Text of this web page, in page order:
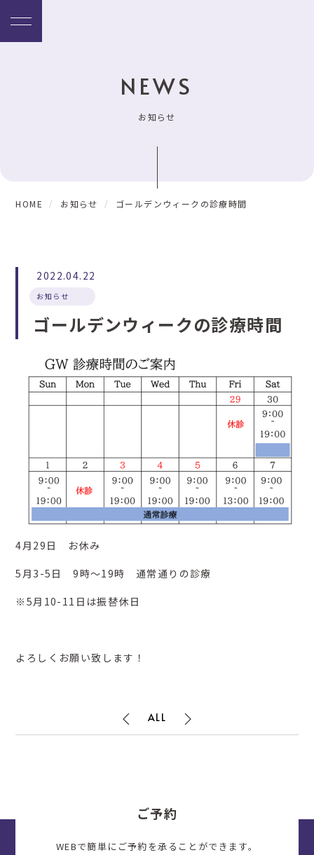
NEWS
お知らせ
HOME お知らせ ゴールデンウィークの診療時間
2022.04.22
お知らせ
ゴールデンウィークの診療時間
4月29日 お休み
5月3-5日 9時～19時 通常通りの診療
※5月10-11日は振替休日
よろしくお願い致します！
ALL
ご予約
WEBで簡単にご予約を承ることができます。